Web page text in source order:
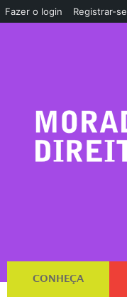
CONHEÇA
Fazer o login Registrar-se